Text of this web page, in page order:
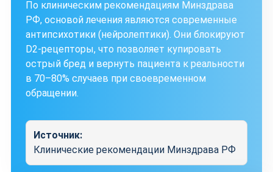
По клиническим рекомендациям Минздрава
РФ, основой лечения являются современные
антипсихотики (нейролептики). Они блокируют
D2-рецепторы, что позволяет купировать
острый бред и вернуть пациента к реальности
в 70–80% случаев при своевременном
обращении.
Источник:
Клинические рекомендации Минздрава РФ